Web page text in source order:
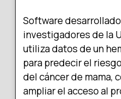
Software
investigadores de la
utiliza datos de un
para predecir el
del cáncer de mama,
ampliar el acceso al